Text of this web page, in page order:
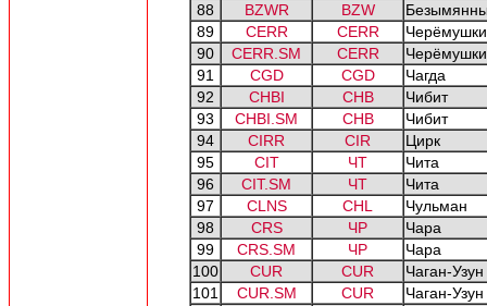
88
BZWR BZW
89
CERR CERR
Черёмушки
90
CERR.SM CERR
Черёмушки
91
CGD CGD
Чагда
92
CHBI CHB
Чибит
93
CHBI.SM CHB
Чибит
94
CIRR CIR
Цирк
95
CIT ЧТ
Чита
96
CIT.SM ЧТ
Чита
97
CLNS CHL
Чульман
98
CRS ЧР
Чара
99
CRS.SM ЧР
Чара
100
CUR CUR
Чаган-Узун
101
CUR.SM CUR Чаган-Узун